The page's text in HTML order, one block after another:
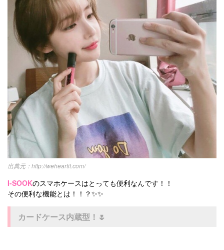
http://weheartit.com/
I-SOOKのスマホケースはとっても便利なんです！！
その便利な機能とは！！？✨✨
カードケース内蔵型！🌷